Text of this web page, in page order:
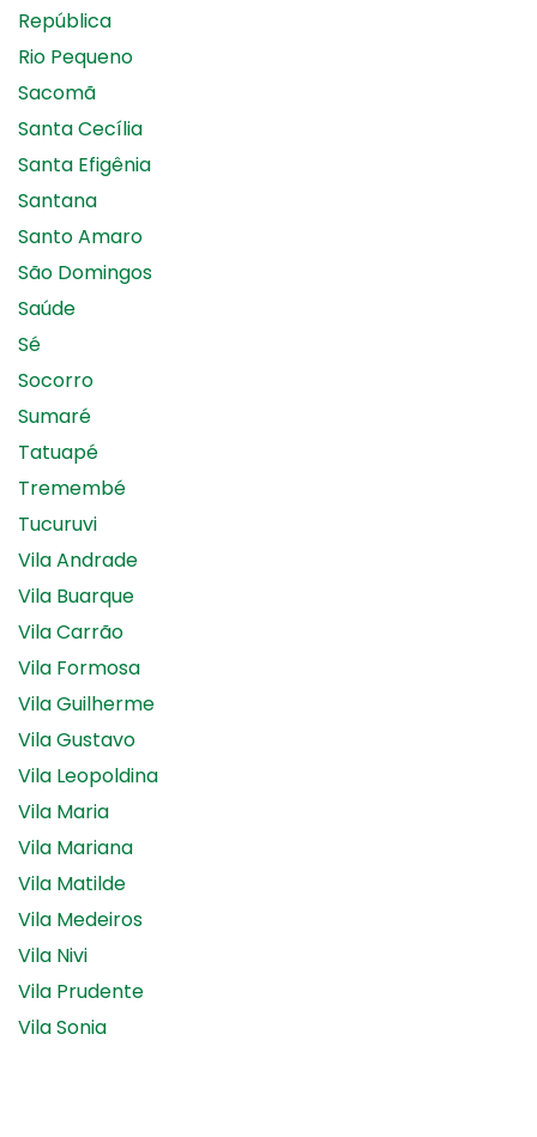
República
Rio Pequeno
Sacomã
Santa Cecília
Santa Efigênia
Santana
Santo Amaro
São Domingos
Saúde
Sé
Socorro
Sumaré
Tatuapé
Tremembé
Tucuruvi
Vila Andrade
Vila Buarque
Vila Carrão
Vila Formosa
Vila Guilherme
Vila Gustavo
Vila Leopoldina
Vila Maria
Vila Mariana
Vila Matilde
Vila Medeiros
Vila Nivi
Vila Prudente
Vila Sonia